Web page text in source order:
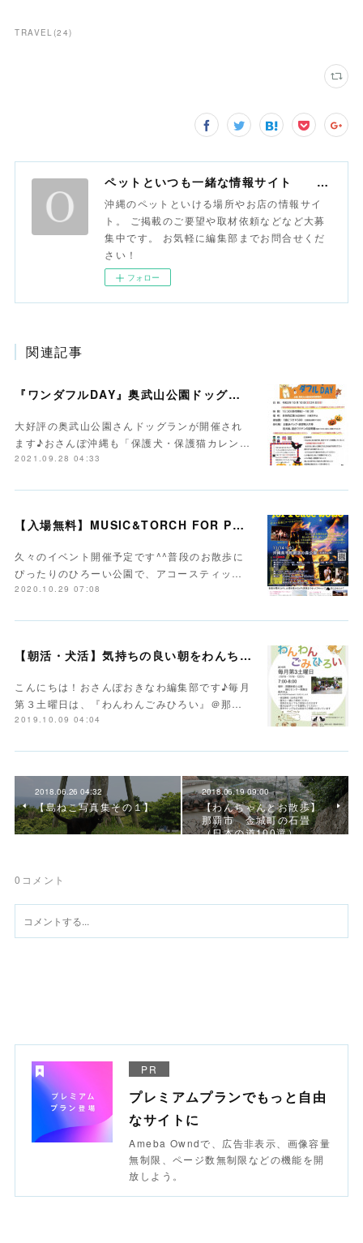
TRAVEL (24)
ペットといつも一緒な情報サイト おさんぽ沖縄
沖縄のペットといける場所やお店の情報サイ
ト。 ご掲載のご要望や取材依頼などなど大募
集中です。 お気軽に編集部までお問合せくだ
さい！
フォロー
関連記事
『ワンダフルDAY』奥武山公園ドッグラン開催！
大好評の奥武山公園さんドッグランが開催され
ます♪おさんぽ沖縄も「保護犬・保護猫カレン…
2021.09.28 04:33
【入場無料】MUSIC&TORCH FOR PEACE2020＠沖縄平和創造の森公園
久々のイベント開催予定です^^普段のお散歩に
ぴったりのひろーい公園で、アコースティッ…
2020.10.29 07:08
【朝活・犬活】気持ちの良い朝をわんちゃんと
こんにちは！おさんぽおきなわ編集部です♪毎月
第３土曜日は、『わんわんごみひろい』＠那…
2019.10.09 04:04
2018.06.26 04:32
【島ねこ写真集その１】
2018.06.19 09:00
【わんちゃんとお散歩】
那覇市 金城町の石畳
（日本の道100選）
0 コメント
PR
プレミアムプランでもっと自由
なサイトに
Ameba Owndで、広告非表示、画像容量
無制限、ページ数無制限などの機能を開
放しよう。